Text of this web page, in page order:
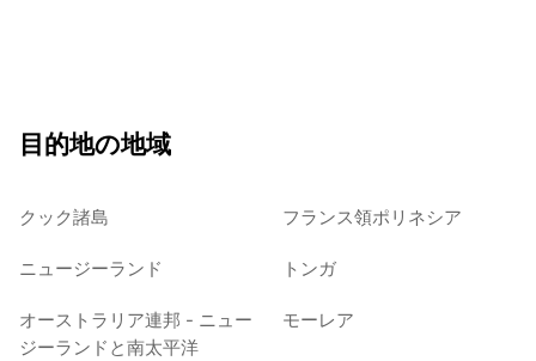
目的地の地域
クック諸島 フランス領ポリネシア
ニュージーランド トンガ
オーストラリア連邦 - ニュー
ジーランドと南太平洋
モーレア